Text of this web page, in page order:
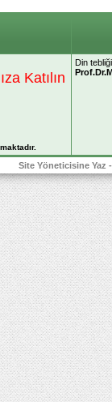
Katılın
Din
Site Yöneticisine Yaz